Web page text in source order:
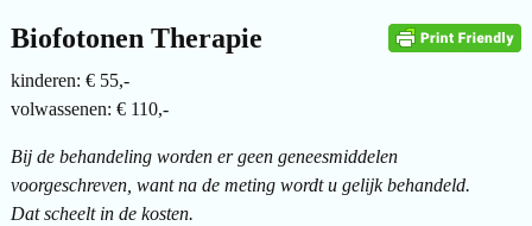
Biofotonen Therapie
kinderen: € 55,-
volwassenen: € 110,-
Bij de behandeling worden er geen geneesmiddelen
voorgeschreven, want na de meting wordt u gelijk behandeld.
Dat scheelt in de kosten.